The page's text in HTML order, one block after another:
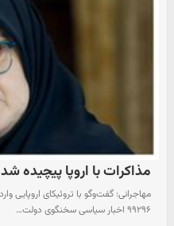
مذاکرات با اروپا پیچیده شد
۹۹۲۹۶ اخبار سیاسی سخنگوی دولت…